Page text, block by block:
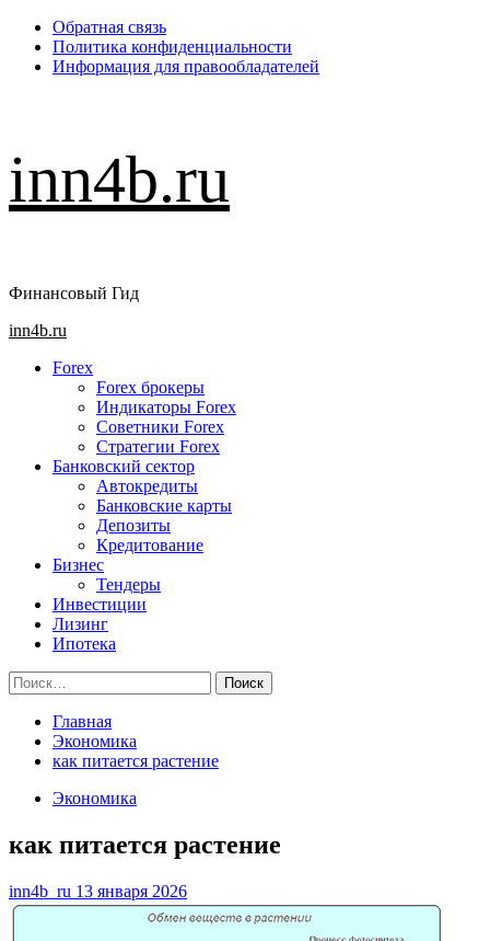
Перейти
содержимому
Обратная связь
Политика конфиденциальности
Информация для правообладателей
inn4b.ru
Финансовый Гид
Основное
inn4b.ru
Forex
Forex брокеры
Индикаторы Forex
Советники Forex
Стратегии Forex
Банковский сектор
Автокредиты
Банковские карты
Депозиты
Кредитование
Бизнес
Тендеры
Инвестиции
Лизинг
Ипотека
Найти:
Главная
Экономика
как питается растение
Экономика
как питается растение
inn4b_ru 13 января 2026